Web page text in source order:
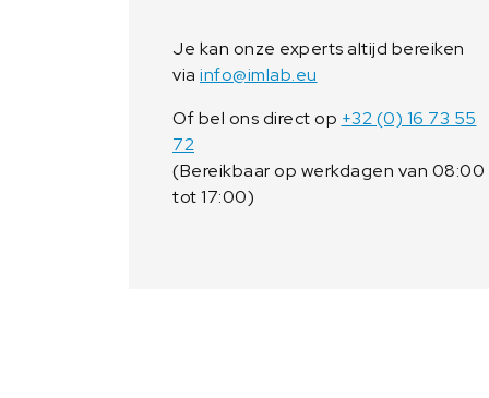
Je kan onze experts altijd bereiken
via info@imlab.eu
Of bel ons direct op +32 (0) 16 73 55
72
(Bereikbaar op werkdagen van 08:00
tot 17:00)